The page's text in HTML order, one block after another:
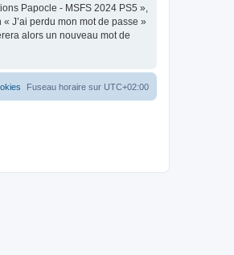
Papocle - MSFS 2024 PS5 »,
J’ai perdu mon mot de passe »
alors un nouveau mot de
Fuseau horaire sur UTC+02:00